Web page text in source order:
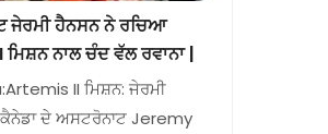
ਹੈਨਸਨ ਨੇ ਰਚਿਆ
ਨਾਲ ਚੰਦ ਵੱਲ ਰਵਾਨਾ |
II ਮਿਸ਼ਨ: ਜੇਰਮੀ
ਦੇ ਅਸਟਰੋਨਾਟ Jeremy